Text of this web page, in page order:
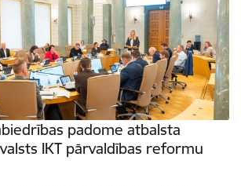
padome atbalsta
IKT pārvaldības reformu